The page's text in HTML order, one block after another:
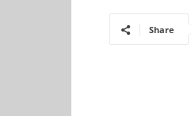
Share